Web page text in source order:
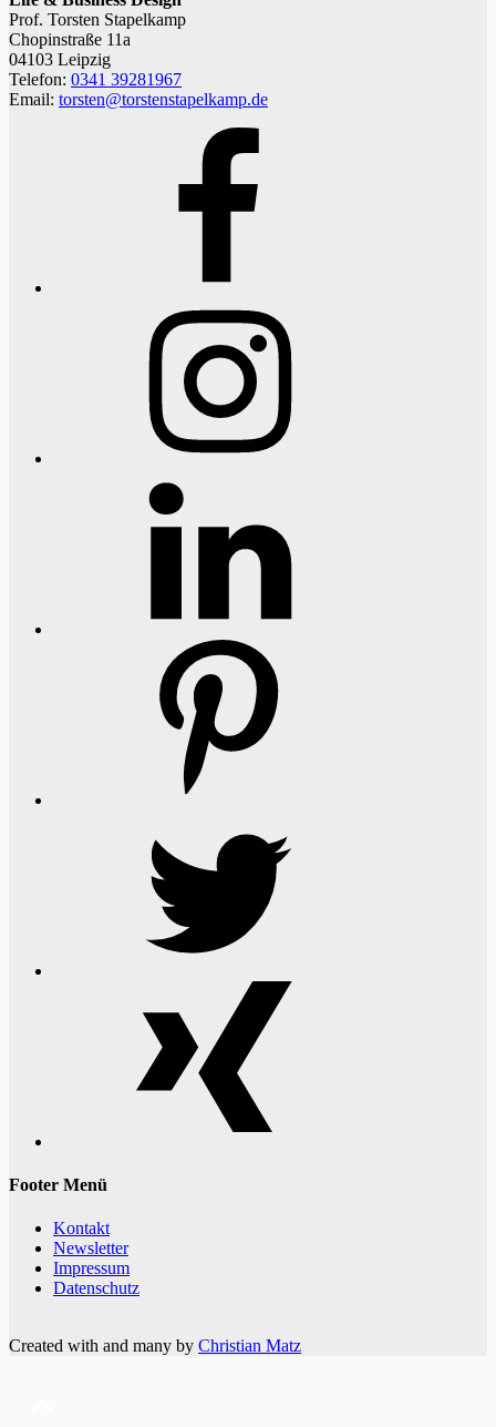
Prof. Torsten Stapelkamp
Chopinstraße 11a
04103 Leipzig
Telefon: 0341 39281967
Email: torsten@torstenstapelkamp.de
Footer Menü
Kontakt
Newsletter
Impressum
Datenschutz
Created with and many by Christian Matz